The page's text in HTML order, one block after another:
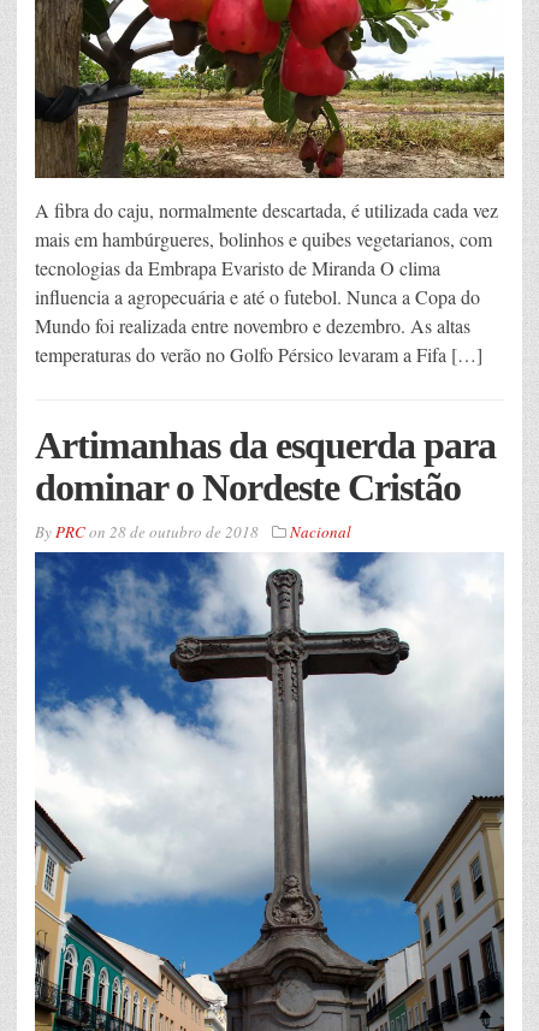
A fibra do caju, normalmente descartada, é utilizada cada vez
mais em hambúrgueres, bolinhos e quibes vegetarianos, com
tecnologias da Embrapa Evaristo de Miranda O clima
influencia a agropecuária e até o futebol. Nunca a Copa do
Mundo foi realizada entre novembro e dezembro. As altas
temperaturas do verão no Golfo Pérsico levaram a Fifa […]
Artimanhas da esquerda para
dominar o Nordeste Cristão
ByPRCon 28 de outubro de 2018 Nacional